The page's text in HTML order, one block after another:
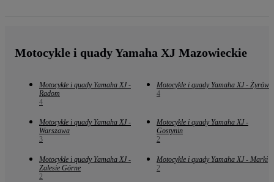
Motocykle i quady Yamaha XJ Mazowieckie
Motocykle i quady Yamaha XJ -
Radom
4
Motocykle i quady Yamaha XJ - Żyrów
4
Motocykle i quady Yamaha XJ -
Warszawa
3
Motocykle i quady Yamaha XJ -
Gostynin
2
Motocykle i quady Yamaha XJ -
Zalesie Górne
2
Motocykle i quady Yamaha XJ - Marki
2